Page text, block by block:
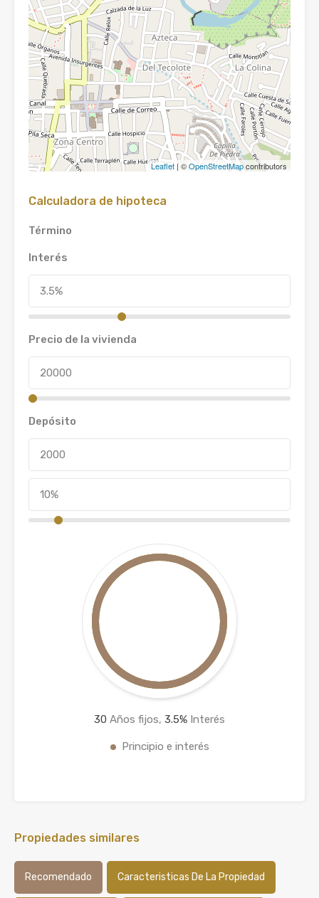
Leaflet | ©OpenStreetMapcontributors
Calculadora de hipoteca
Término
Interés
Precio de la vivienda
Depósito
30 Años fijos, 3.5% Interés
Principio e interés
Propiedades similares
Recomendado Caracteristicas De La Propiedad